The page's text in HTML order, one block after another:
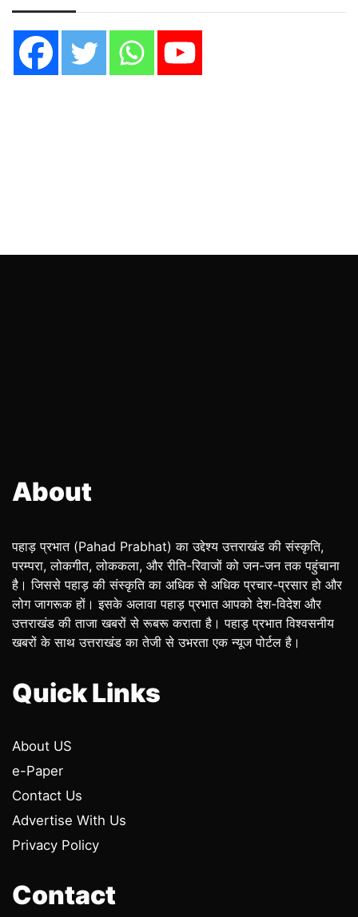
About
पहाड़ प्रभात (Pahad Prabhat) का उद्देश्य उत्तराखंड की संस्कृति,
परम्परा, लोकगीत, लोककला, और रीति-रिवाजों को जन-जन तक पहुंचाना
है। जिससे पहाड़ की संस्कृति का अधिक से अधिक प्रचार-प्रसार हो और
लोग जागरूक हों। इसके अलावा पहाड़ प्रभात आपको देश-विदेश और
उत्तराखंड की ताजा खबरों से रूबरू कराता है। पहाड़ प्रभात विश्वसनीय
खबरों के साथ उत्तराखंड का तेजी से उभरता एक न्यूज पोर्टल है।
Quick Links
About US
e-Paper
Contact Us
Advertise With Us
Privacy Policy
Contact